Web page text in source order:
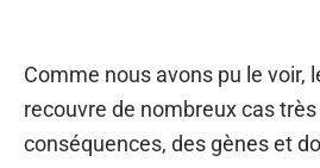
Comme nous avons pu le voir,
recouvre de nombreux cas
conséquences, des gènes et